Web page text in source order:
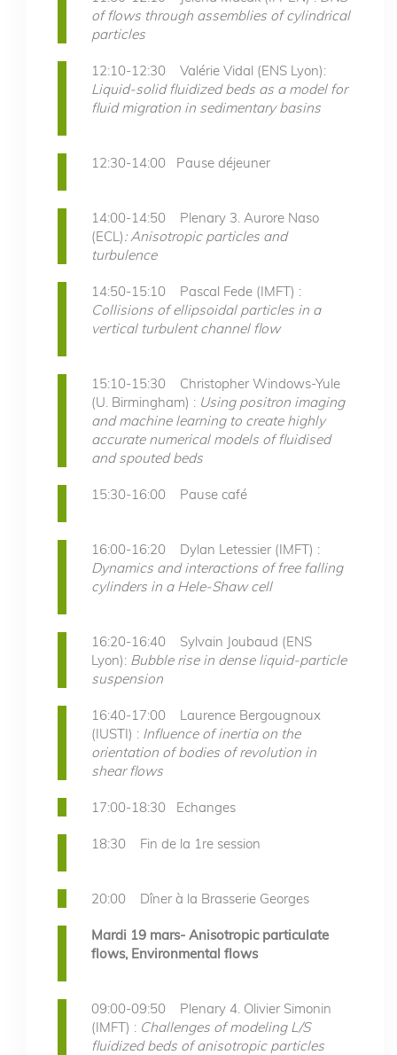
of flows through assemblies of cylindrical
particles
12:10-12:30 Valérie Vidal (ENS Lyon):
Liquid-solid fluidized beds as a model for
fluid migration in sedimentary basins
12:30-14:00 Pause déjeuner
14:00-14:50 Plenary 3. Aurore Naso
(ECL): Anisotropic particles and
turbulence
14:50-15:10 Pascal Fede (IMFT) :
Collisions of ellipsoidal particles in a
vertical turbulent channel flow
15:10-15:30 Christopher Windows-Yule
(U. Birmingham) : Using positron imaging
and machine learning to create highly
accurate numerical models of fluidised
and spouted beds
15:30-16:00 Pause café
16:00-16:20 Dylan Letessier (IMFT) :
Dynamics and interactions of free falling
cylinders in a Hele-Shaw cell
16:20-16:40 Sylvain Joubaud (ENS
Lyon): Bubble rise in dense liquid-particle
suspension
16:40-17:00 Laurence Bergougnoux
(IUSTI) : Influence of inertia on the
orientation of bodies of revolution in
shear flows
17:00-18:30 Echanges
18:30 Fin de la 1re session
20:00 Dîner à la Brasserie Georges
Mardi 19 mars- Anisotropic particulate
flows, Environmental flows
09:00-09:50 Plenary 4. Olivier Simonin
(IMFT) : Challenges of modeling L/S
fluidized beds of anisotropic particles